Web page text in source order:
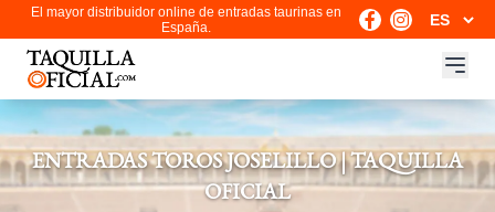
El mayor distribuidor online de entradas taurinas en
España.
ENTRADAS TOROS JOSELILLO | TAQUILLA
OFICIAL